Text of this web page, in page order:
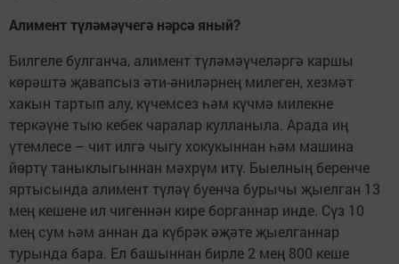
Алимент түләмәүчегә нәрсә яный?
Билгеле булганча, алимент түләмәүчеләргә каршы
көрәштә җавапсыз әти-әниләрнең милеген, хезмәт
хакын тартып алу, күчемсез һәм күчмә милекне
теркәүне тыю кебек чаралар кулланыла. Арада иң
үтемлесе – чит илгә чыгу хокукыннан һәм машина
йөртү таныклыгыннан мәхрүм итү. Быелның беренче
яртысында алимент түләү буенча бурычы җыелган 13
мең кешене ил чигеннән кире борганнар инде. Сүз 10
мең сум һәм аннан да күбрәк әҗәте җыелганнар
турында бара. Ел башыннан бирле 2 мең 800 кеше